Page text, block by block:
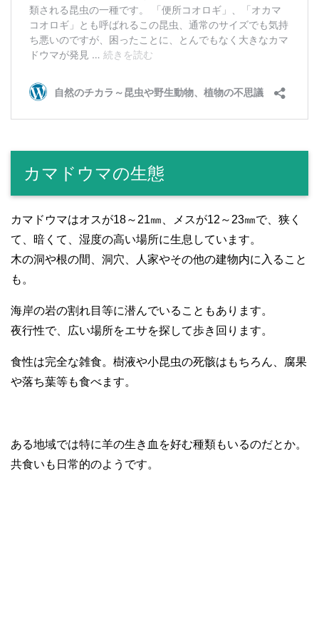
カマドウマの生態
カマドウマはオスが18～21㎜、メスが12～23㎜で、狭く
て、暗くて、湿度の高い場所に生息しています。
木の洞や根の間、洞穴、人家やその他の建物内に入ること
も。
海岸の岩の割れ目等に潜んでいることもあります。
夜行性で、広い場所をエサを探して歩き回ります。
食性は完全な雑食。樹液や小昆虫の死骸はもちろん、腐果
や落ち葉等も食べます。
ある地域では特に羊の生き血を好む種類もいるのだとか。
共食いも日常的のようです。